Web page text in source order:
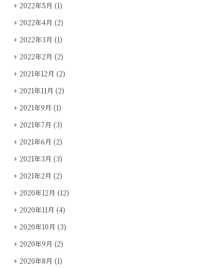
2022年5月 (1)
2022年4月 (2)
2022年3月 (1)
2022年2月 (2)
2021年12月 (2)
2021年11月 (2)
2021年9月 (1)
2021年7月 (3)
2021年6月 (2)
2021年3月 (3)
2021年2月 (2)
2020年12月 (12)
2020年11月 (4)
2020年10月 (3)
2020年9月 (2)
2020年8月 (1)